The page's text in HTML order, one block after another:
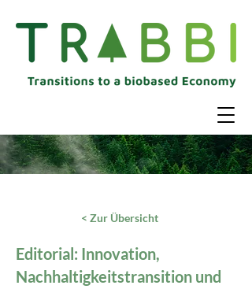
< Zur Übersicht
Editorial: Innovation,
Nachhaltigkeitstransition und